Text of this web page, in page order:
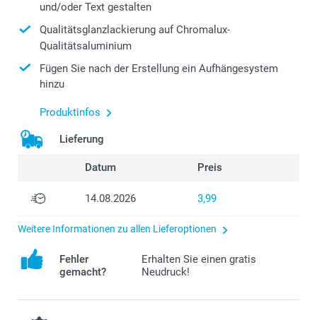
und/oder Text gestalten
Qualitätsglanzlackierung auf Chromalux-
Qualitätsaluminium
Fügen Sie nach der Erstellung ein Aufhängesystem
hinzu
Produktinfos
Lieferung
Datum Preis
14.08.2026 3,99
Weitere Informationen zu allen Lieferoptionen
Fehler
gemacht?
Erhalten Sie einen gratis
Neudruck!